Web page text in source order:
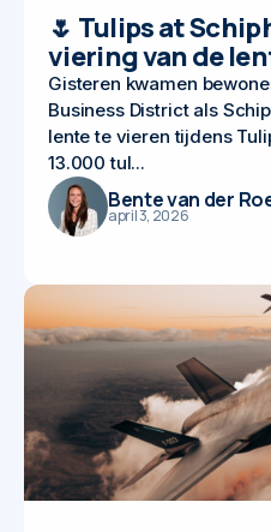
🌷 Tulips at
viering van de
Gisteren kwamen
Business District als
lente te vieren tijdens
13.000 tul...
Bente van der
april 3, 2026